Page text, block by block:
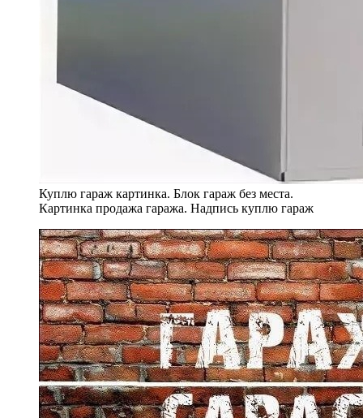
Куплю гараж картинка. Блок гараж без места.
Картинка продажа гаража. Надпись куплю гараж